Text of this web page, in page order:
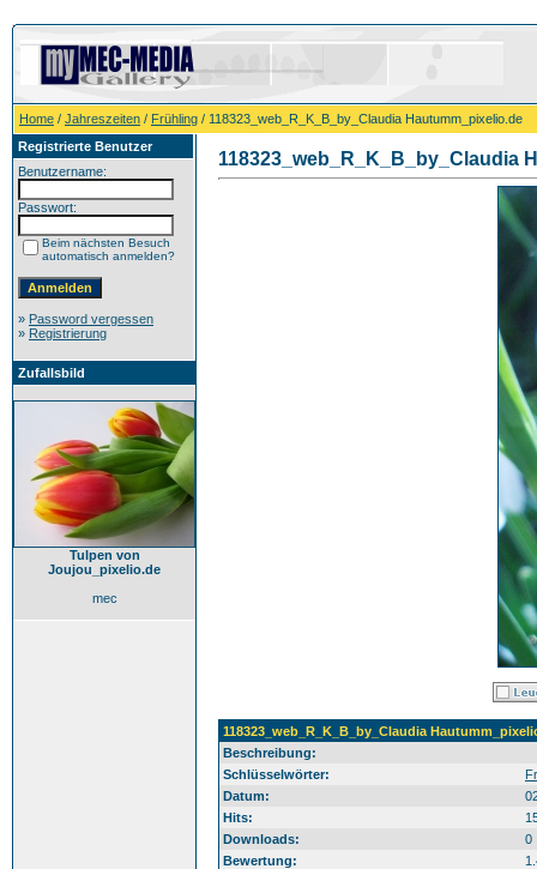
Home / Jahreszeiten / Frühling / 118323_web_R_K_B_by_Claudia Hautumm_pixelio.de
Registrierte Benutzer
Benutzername:
Passwort:
Beim nächsten Besuch
automatisch anmelden?
» Password vergessen
» Registrierung
Zufallsbild
Tulpen von
Joujou_pixelio.de
mec
118323_web_R_K_B_by_Claudia
118323_web_R_K_B_by_Claudia
Beschreibung:
Schlüsselwörter:
Datum:
Hits:
Downloads:
0
Bewertung: